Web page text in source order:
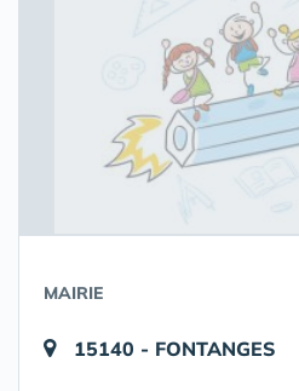
MAIRIE
15140 - FONTANGES